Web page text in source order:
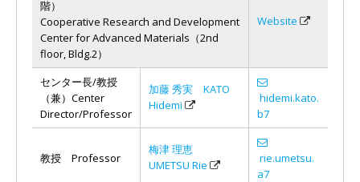
階）
Cooperative Research and Development
Center for Advanced Materials（2nd
floor, Bldg.2）
Website
センター長/教授
（兼）Center
Director/Professor
加藤 秀実 KATO
Hidemi
hidemi.kato.
b7
教授 Professor
梅津 理恵
UMETSU Rie
rie.umetsu.
a7